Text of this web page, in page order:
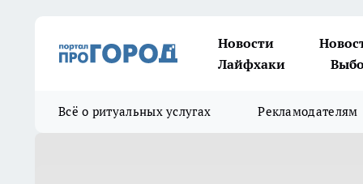
Новости
Лайфхаки
Всё о ритуальных услугах Рекламодателям